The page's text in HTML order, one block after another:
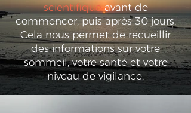
scientifique avant de
commencer, puis après 30 jours.
Cela nous permet de recueillir
des informations sur votre
sommeil, votre santé et votre
niveau de vigilance.